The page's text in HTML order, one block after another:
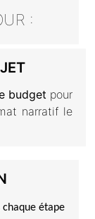
:
budget pour
narratif le
chaque étape